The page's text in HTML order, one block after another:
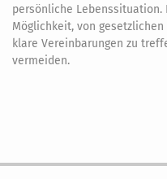
persönliche Lebenssituation.
Möglichkeit, von
klare Vereinbarungen zu
vermeiden.